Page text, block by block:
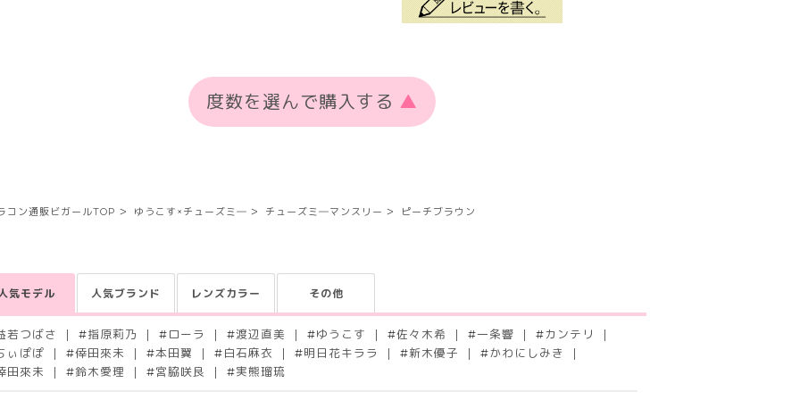
度数を選んで購入する ▲
コン通販ビガールTOP ゆうこす×チューズミ― チューズミ―マンスリー ピーチブラウン
気モデル 人気ブランド レンズカラー その他
若つばさ #指原莉乃 # ローラ #渡辺直美 #ゆうこす #佐々木希 #一条響 # カンテリ
ぃぽぽ #倖田來未 #本田翼 # 白石麻衣 #明日花キララ #新木優子 #かわにしみき
田來未 #鈴木愛理 #宮脇咲良 #実熊瑠琉